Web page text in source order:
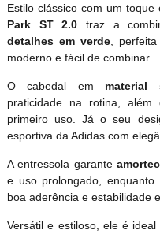
Estilo clássico com um
Park ST 2.0 traz a
detalhes em verde ,
moderno e fácil de combinar.
O cabedal em material
praticidade na rotina,
primeiro uso. Já o seu
esportiva da Adidas com
A entressola garante
e uso prolongado, enquanto
boa aderência e estabilidade
Versátil e estiloso, ele é